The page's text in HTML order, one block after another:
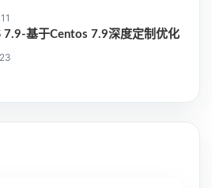
7.9-基于Centos 7.9深度定制优化